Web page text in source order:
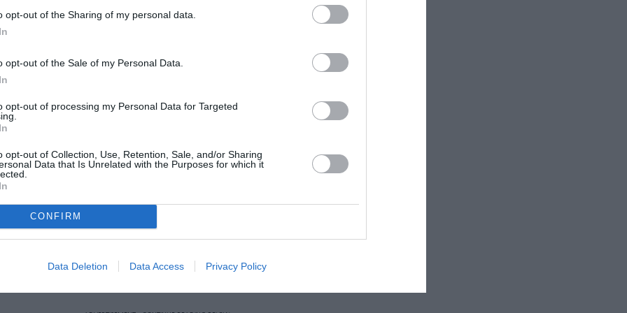
opt-out of the Sharing of my personal data.
opt-out of the Sale of my Personal Data.
opt-out of processing my Personal Data for Targeted
opt-out of Collection, Use, Retention, Sale, and/or Sharing
Data that Is Unrelated with the Purposes for which it
CONFIRM
Data Deletion Data Access Privacy Policy
στον γάμο του» στους μήνες που
την
σύζυγός του- είχε λάβει έναμήνυμα
τον βοηθό του στην κατοικία του
της
να
και έγραψε διάφορες ταινίες, όπως
(2022), ενώ σε κάποιες από αυτές είχε
Μάλιστα στην κωμωδία «Life After Beth» η
ρόλο.